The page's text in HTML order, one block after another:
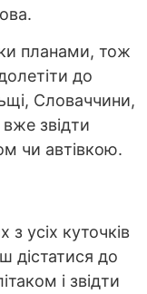
планами, тож
до
Словаччини,
звідти
чи автівкою.
усіх куточків
дістатися до
і звідти